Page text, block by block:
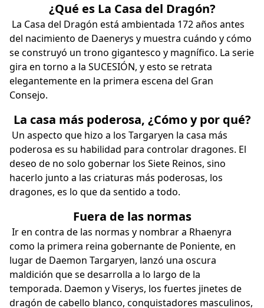
¿Qué es La Casa del Dragón?
La Casa del Dragón está ambientada 172 años antes
del nacimiento de Daenerys y muestra cuándo y cómo
se construyó un trono gigantesco y magnífico. La serie
gira en torno a la SUCESIÓN, y esto se retrata
elegantemente en la primera escena del Gran
Consejo.
La casa más poderosa, ¿Cómo y por qué?
Un aspecto que hizo a los Targaryen la casa más
poderosa es su habilidad para controlar dragones. El
deseo de no solo gobernar los Siete Reinos, sino
hacerlo junto a las criaturas más poderosas, los
dragones, es lo que da sentido a todo.
Fuera de las normas
Ir en contra de las normas y nombrar a Rhaenyra
como la primera reina gobernante de Poniente, en
lugar de Daemon Targaryen, lanzó una oscura
maldición que se desarrolla a lo largo de la
temporada. Daemon y Viserys, los fuertes jinetes de
dragón de cabello blanco, conquistadores masculinos,